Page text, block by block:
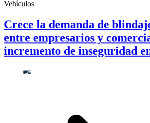
Vehículos
Crece la demanda de
entre empresarios y
incremento de inseguridad